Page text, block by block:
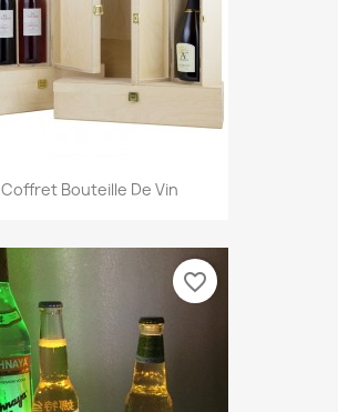
Coffret Bouteille De Vin
favorite_border